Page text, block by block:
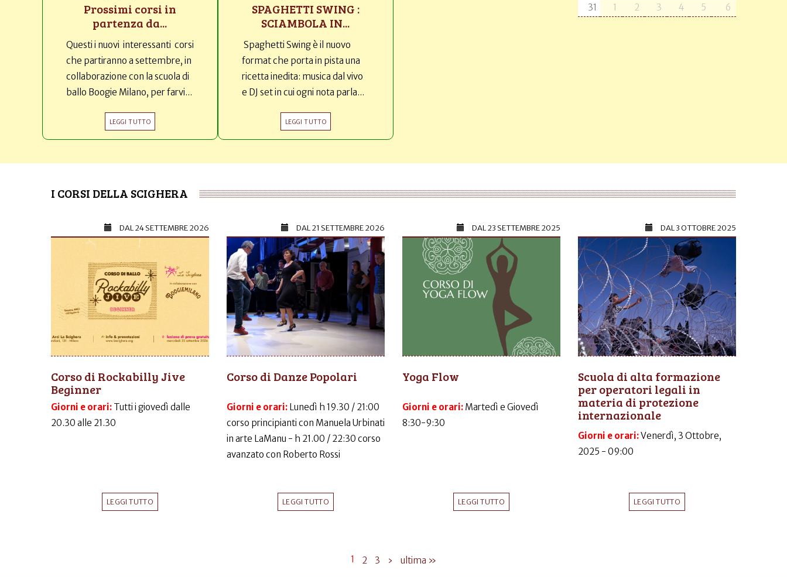
Prossimi corsi in
partenza da...
Questi i nuovi interessanti corsi
che partiranno a settembre, in
collaborazione con la scuola di
ballo Boogie Milano, per farvi...
LEGGI TUTTO
SPAGHETTI SWING :
SCIAMBOLA IN...
Spaghetti Swing è il nuovo
format che porta in pista una
ricetta inedita: musica dal vivo
e DJ set in cui ogni nota parla...
LEGGI TUTTO
31
1 2 3 4 5 6
I CORSI DELLA SCIGHERA
DAL24 SETTEMBRE 2026
Corso di Rockabilly Jive
Beginner
Giorni e orari: Tutti i giovedì dalle
20.30 alle 21.30
LEGGI TUTTO
DAL21 SETTEMBRE 2026
Corso di Danze Popolari
Giorni e orari: Lunedì h 19.30 / 21:00
corso principianti con Manuela Urbinati
in arte LaManu - h 21.00 / 22:30 corso
avanzato con Roberto Rossi
LEGGI TUTTO
DAL23 SETTEMBRE 2025
Yoga Flow
Giorni e orari: Martedì e Giovedì
8:30-9:30
LEGGI TUTTO
DAL3 OTTOBRE 2025
Scuola di alta formazione
per operatori legali in
materia di protezione
internazionale
Giorni e orari:Venerdì, 3 Ottobre,
2025 - 09:00
LEGGI TUTTO
1 2 3 › ultima »